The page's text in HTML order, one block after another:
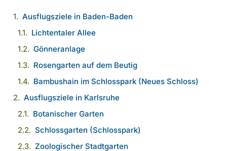
Ausflugsziele in Baden-Baden
Lichtentaler Allee
Gönneranlage
Rosengarten auf dem Beutig
Bambushain im Schlosspark (Neues Schloss)
Ausflugsziele in Karlsruhe
Botanischer Garten
Schlossgarten (Schlosspark)
Zoologischer Stadtgarten